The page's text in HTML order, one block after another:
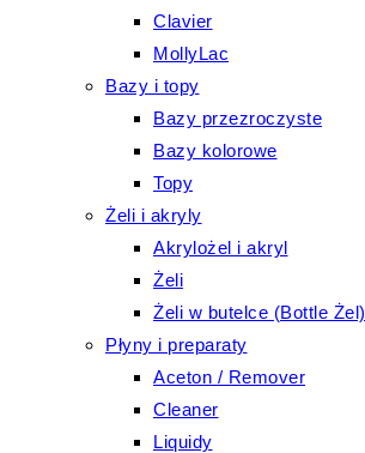
Clavier
MollyLac
Bazy i topy
Bazy przezroczyste
Bazy kolorowe
Topy
Żeli i akryly
Akrylożel i akryl
Żeli
Żeli w butelce (Bottle Żel)
Płyny i preparaty
Aceton / Remover
Cleaner
Liquidy